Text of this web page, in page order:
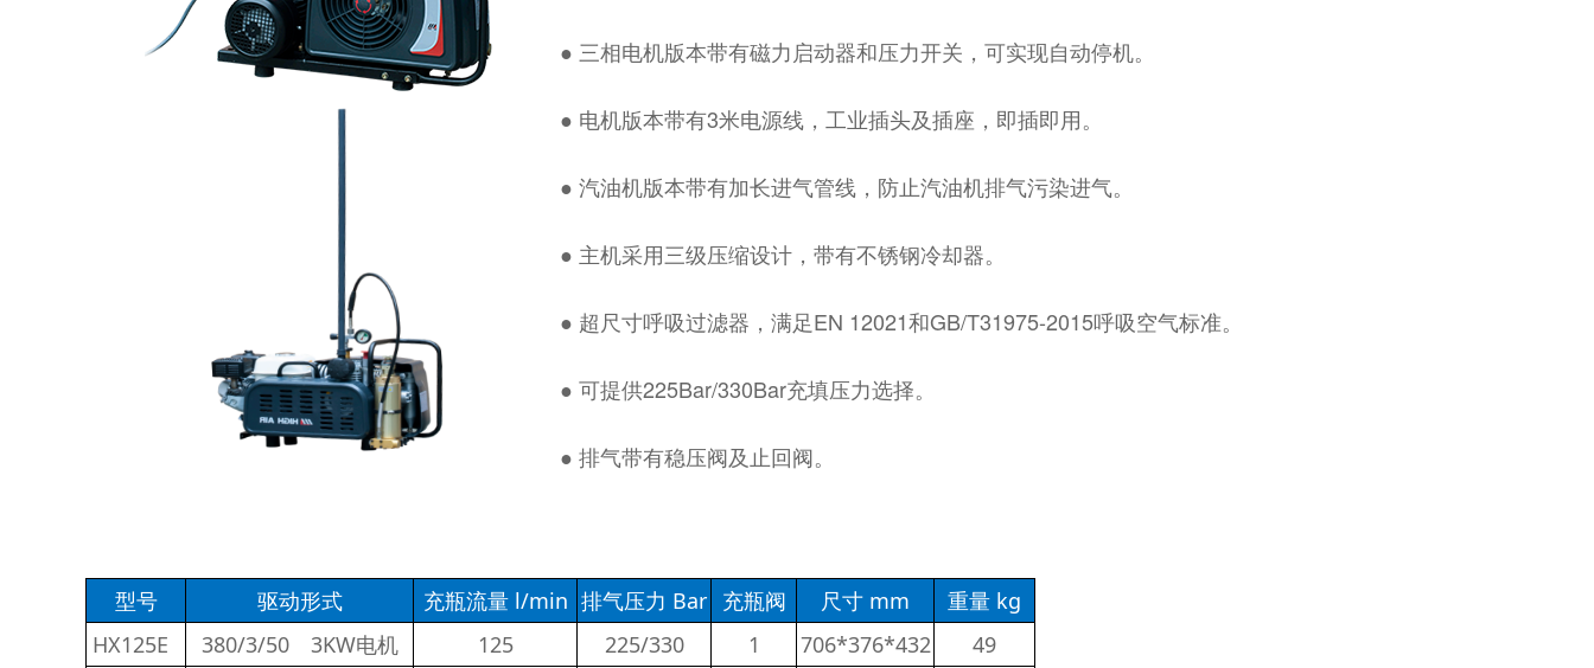
● 三相电机版本带有磁力启动器和压力开关，可实现自动停机。
● 电机版本带有3米电源线，工业插头及插座，即插即用。
● 汽油机版本带有加长进气管线，防止汽油机排气污染进气。
● 主机采用三级压缩设计，带有不锈钢冷却器。
● 超尺寸呼吸过滤器，满足EN 12021和GB/T31975-2015呼吸空气标准。
● 可提供225Bar/330Bar充填压力选择。
● 排气带有稳压阀及止回阀。
型号 驱动形式 充瓶流量 l/min 排气压力 Bar 充瓶阀 尺寸 mm
重量 kg
HX125E
380/3/50 3KW电机 125 225/330 1 706*376*432
49